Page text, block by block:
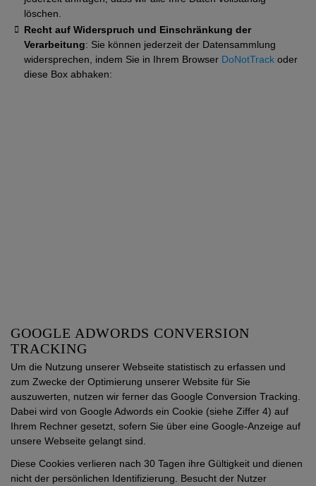
löschen.
Recht auf Widerspruch und Einschränkung der
Verarbeitung: Sie können jederzeit der Datensammlung
widersprechen, indem Sie in Ihrem Browser DoNotTrack oder
diese Box abhaken:
GOOGLE ADWORDS CONVERSION
TRACKING
Um die Nutzung unserer Webseite statistisch zu erfassen und
zum Zwecke der Optimierung unserer Website für Sie
auszuwerten, nutzen wir ferner das Google Conversion Tracking.
Dabei wird von Google Adwords ein Cookie (siehe Ziffer 4) auf
Ihrem Rechner gesetzt, sofern Sie über eine Google-Anzeige auf
unsere Webseite gelangt sind.
Diese Cookies verlieren nach 30 Tagen ihre Gültigkeit und dienen
nicht der persönlichen Identifizierung. Besucht der Nutzer